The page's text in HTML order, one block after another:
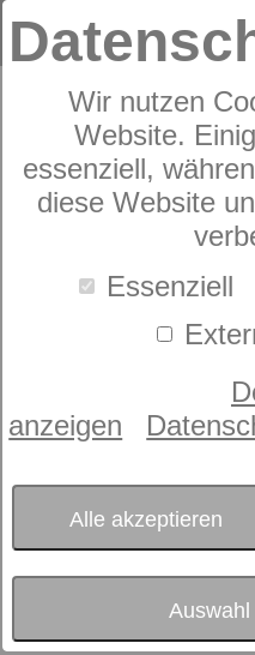
Wir nutzen
Website.
essenziell,
diese Website
Essenziell
anzeigen
Alle akzeptieren
leicht